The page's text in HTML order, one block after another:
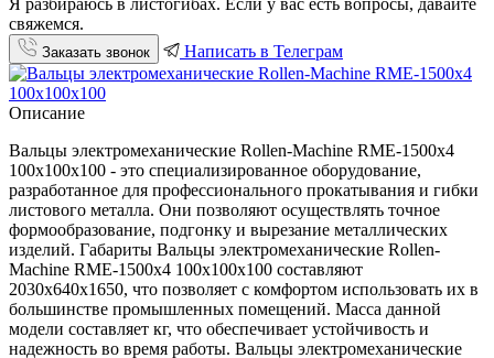
свяжемся.
Заказать звонок Написать в Телеграм
Описание
Вальцы электромеханические Rollen-Machine RME-1500х4
100х100х100 - это специализированное оборудование,
разработанное для профессионального прокатывания и гибки
листового металла. Они позволяют осуществлять точное
формообразование, подгонку и вырезание металлических
изделий. Габариты Вальцы электромеханические Rollen-
Machine RME-1500х4 100х100х100 составляют
2030х640х1650, что позволяет с комфортом использовать их в
большинстве промышленных помещений. Масса данной
модели составляет кг, что обеспечивает устойчивость и
надежность во время работы. Вальцы электромеханические